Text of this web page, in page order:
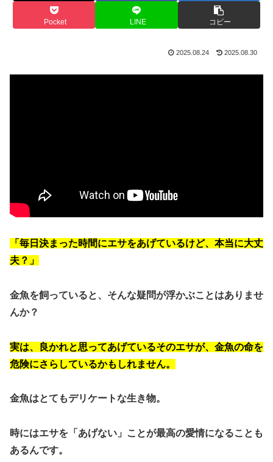
Pocket LINE コピー
2025.08.24 2025.08.30
「毎日決まった時間にエサをあげているけど、本当に大丈
夫？」
金魚を飼っていると、そんな疑問が浮かぶことはありませ
んか？
実は、良かれと思ってあげているそのエサが、金魚の命を
危険にさらしているかもしれません。
金魚はとてもデリケートな生き物。
時にはエサを「あげない」ことが最高の愛情になることも
あるんです。